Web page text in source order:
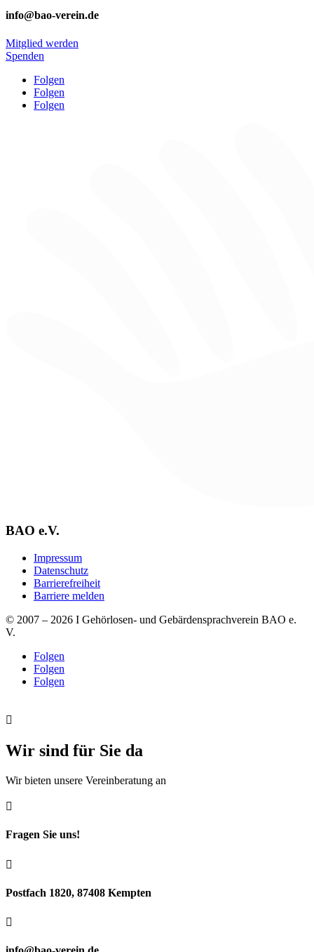
info@bao-verein.de
Mitglied werden
Spenden
Folgen
Folgen
Folgen
BAO e.V.
Impressum
Datenschutz
Barrierefreiheit
Barriere melden
© 2007 – 2026 I Gehörlosen- und Gebärdensprachverein BAO e.
V.
Folgen
Folgen
Folgen

Wir sind für Sie da
Wir bieten unsere Vereinberatung an

Fragen Sie uns!

Postfach 1820, 87408 Kempten
